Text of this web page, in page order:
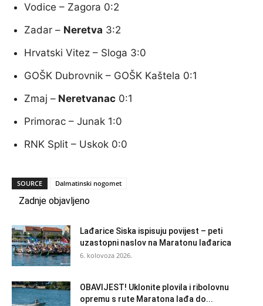
Vodice – Zagora 0:2
Zadar – Neretva 3:2
Hrvatski Vitez – Sloga 3:0
GOŠK Dubrovnik – GOŠK Kaštela 0:1
Zmaj – Neretvanac 0:1
Primorac – Junak 1:0
RNK Split – Uskok 0:0
SOURCE Dalmatinski nogomet
Zadnje objavljeno
Lađarice Siska ispisuju povijest – peti
uzastopni naslov na Maratonu lađarica
6. kolovoza 2026.
OBAVIJEST! Uklonite plovila i ribolovnu
opremu s rute Maratona lađa do...